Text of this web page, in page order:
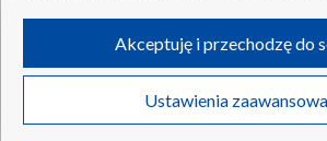
Transmisje
Ogłoszenia
Akademia
Informacje o nadawcy
Centrum informacji
©2026 Telewizja Polska Spółka
ruchu w Internecie.
Twoje dane osobowe zbierane podczas odwiedzania
poszczególnych serwisówna Portalu, takie jak
Ustawienia
Akceptuję i przechodzę do